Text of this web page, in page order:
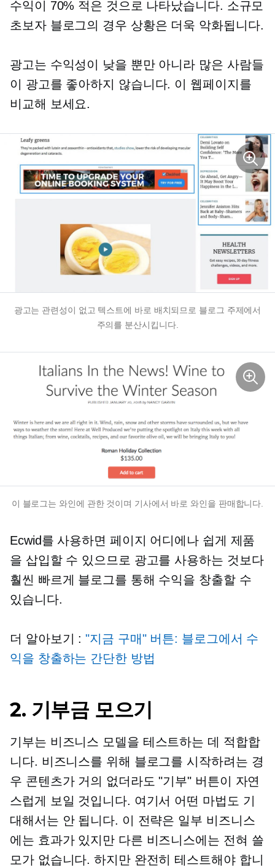
수익이 70% 적은 것으로 나타났습니다. 소규모
초보자 블로그의 경우 상황은 더욱 악화됩니다.
광고는 수익성이 낮을 뿐만 아니라 많은 사람들
이 광고를 좋아하지 않습니다. 이 웹페이지를
비교해 보세요.
광고는 관련성이 없고 텍스트에 바로 배치되므로 블로그 주제에서
주의를 분산시킵니다.
이 블로그는 와인에 관한 것이며 기사에서 바로 와인을 판매합니다.
Ecwid를 사용하면 페이지 어디에나 쉽게 제품
을 삽입할 수 있으므로 광고를 사용하는 것보다
훨씬 빠르게 블로그를 통해 수익을 창출할 수
있습니다.
더 알아보기 :"지금 구매" 버튼: 블로그에서 수
익을 창출하는 간단한 방법
2. 기부금 모으기
기부는 비즈니스 모델을 테스트하는 데 적합합
니다. 비즈니스를 위해 블로그를 시작하려는 경
우 콘텐츠가 거의 없더라도 "기부" 버튼이 자연
스럽게 보일 것입니다. 여기서 어떤 마법도 기
대해서는 안 됩니다. 이 전략은 일부 비즈니스
에는 효과가 있지만 다른 비즈니스에는 전혀 쓸
모가 없습니다. 하지만 완전히 테스트해야 합니